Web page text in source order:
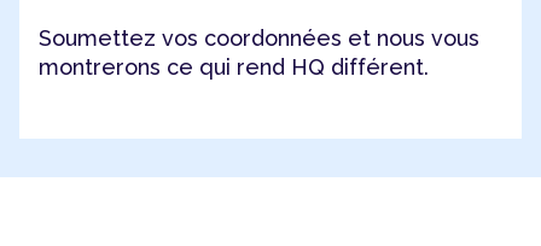
Soumettez vos coordonnées et nous vous
montrerons ce qui rend HQ différent.